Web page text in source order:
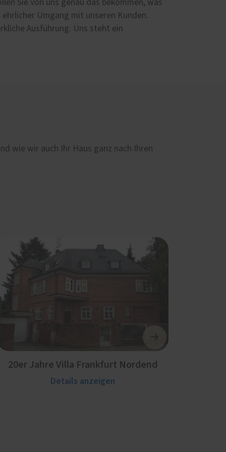
Sie von uns genau das bekommen, was
Umgang mit unseren Kunden.
Ausführung. Uns steht ein
wie wir auch Ihr Haus ganz nach Ihren
20er Jahre Villa Frankfurt Nordend
Details anzeigen